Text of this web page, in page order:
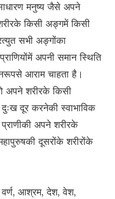
मनुष्य जैसे अपने
किसी अङ्गमें किसी
सभी अङ्गोंका
अपनी समान स्थिति
आराम चाहता है।
अपने शरीरके किसी
दूर करनेकी स्वाभाविक
प्राणीकी अपने शरीरके
दूसरोंके शरीरोंके
वर्ण, आश्रम, देश, वेश,